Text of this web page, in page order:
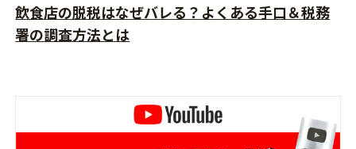
飲食店の脱税はなぜバレる？よくある手口＆税務
署の調査方法とは